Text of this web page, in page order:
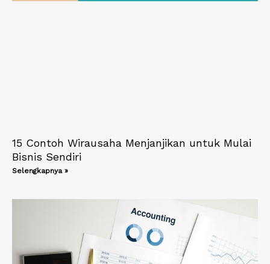
15 Contoh Wirausaha Menjanjikan untuk Mulai
Bisnis Sendiri
Selengkapnya »